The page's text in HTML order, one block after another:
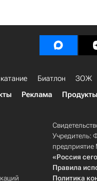
Биатлон ЗОЖ
Реклама
Учредитель:
«Россия
Правила
Политика